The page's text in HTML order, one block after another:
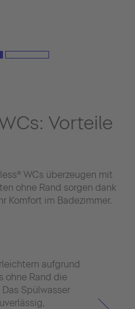
Vorteile
WCs überzeugen mit
ohne Rand sorgen dank
Komfort im Badezimmer.
aufgrund
ohne Rand die
Spülwasser